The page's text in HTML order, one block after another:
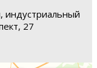
индустриальный
27